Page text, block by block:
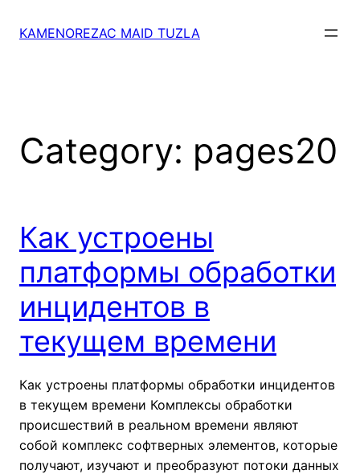
KAMENOREZAC MAID TUZLA
Category: pages20
Как устроены
платформы обработки
инцидентов в
текущем времени
Как устроены платформы обработки инцидентов
в текущем времени Комплексы обработки
происшествий в реальном времени являют
собой комплекс софтверных элементов, которые
получают, изучают и преобразуют потоки данных